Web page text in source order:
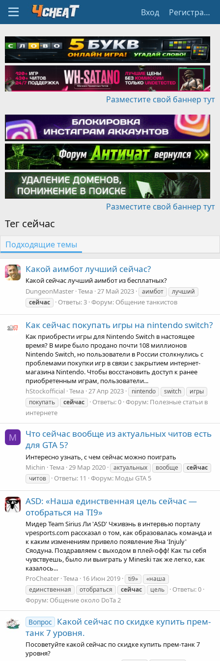
Вход Регистрация
Разместите свой баннер тут
Разместите свой баннер тут
Тег сейчас
Подходящие темы
Какой аимбот лучший сейчас?
Какой сейчас лучший аимбот из бесплатных?
DungeonMaster Тема 27 Май 2023 аимбот
лучший
сейчас
Ответы: 3 Форум: Общение танкистов
Как сейчас покупать игры на nintendo switch?
Как приобрести игры для Nintendo Switch в настоящее
время? В мире было продано почти 108 миллионов
Nintendo Switch, но пользователи в России столкнулись с
проблемами покупки игр в связи с закрытием интернет-
магазина Nintendo. Чтобы восстановить доступ к ранее
приобретенным играм, пользователи...
hStockofficial Тема 27 Апр 2023 nintendo switch
игры
покупать
сейчас Ответы: 0 Форум: Полезные статьи в
интернете
M
Что сейчас вообще из актуальных читов есть
для GTA 5?
Интересно узнать, с чем сейчас можно поиграть
Michin Тема 29 Мар 2020 актуальных вообще
сейчас
читов
Ответы: 11 Форум: Моды GTA 5
ASD: «Наша единственная цель сейчас —
отобраться на TI9»
Мидер Team Sirius Ли 'ASD' Чживэнь в интервью порталу
vpesports.com рассказал о том, как образовалась команда и
к каким изменениям привело появление Яна 'Injuly'
Сяодуна. Поздравляем с выходом в плей-офф! Как ты себя
чувствуешь, было ли выиграть у Mineski так же легко, как
казалось...
ProCheater Тема 16 Июн 2019 ti9»
«наша
единственная
отобраться сейчас цель
Ответы: 0
Форум: Общение около DoTa 2
Вопрос
Какой сейчас по скидке купить прем-
танк 7 уровня.
Посоветуйте какой сейчас по скидке купить прем-танк 7
уровня?